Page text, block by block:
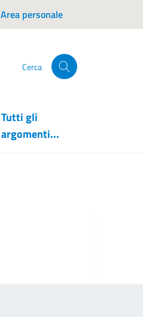
Area personale
Cerca
Tutti gli
argomenti...